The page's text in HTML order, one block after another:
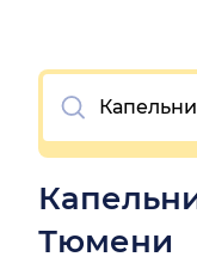
Очистить
Тюмени